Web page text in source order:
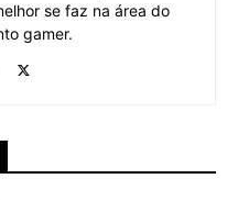
se faz na área do
gamer.